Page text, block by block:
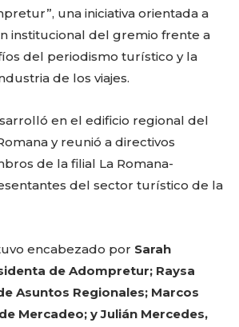
una iniciativa orientada a
institucional del gremio frente a
del periodismo turístico y la
de los viajes.
en el edificio regional del
y reunió a directivos
de la filial La Romana-
del sector turístico de la
encabezado por Sarah
de Adompretur; Raysa
Asuntos Regionales; Marcos
Mercadeo; y Julián Mercedes,